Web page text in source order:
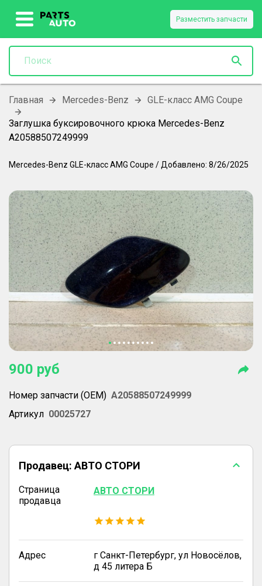
Разместить запчасти
Главная Mercedes-Benz GLE-класс AMG Coupe
Заглушка буксировочного крюка Mercedes-Benz
A20588507249999
Mercedes-Benz GLE-класс AMG Coupe / Добавлено: 8/26/2025
900 руб
Номер запчасти (OEM) A20588507249999
Артикул 00025727
Продавец: АВТО СТОРИ
Страница
продавца
АВТО СТОРИ
Адрес
г Санкт-Петербург, ул Новосёлов,
д 45 литера Б